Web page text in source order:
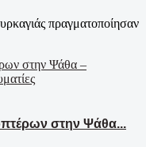
πραγματοποίησαν
στην Ψάθα...